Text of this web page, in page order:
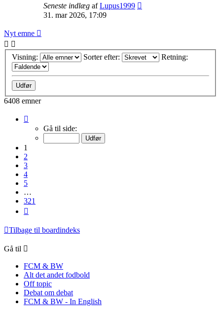
Seneste indlæg afLupus1999
31. mar 2026, 17:09
Nyt emne
Visning: Sorter efter: Retning:
6408 emner
Gå til side:
1
2
3
4
5
…
321
Tilbage til boardindeks
Gå til
FCM & BW
Alt det andet fodbold
Off topic
Debat om debat
FCM & BW - In English